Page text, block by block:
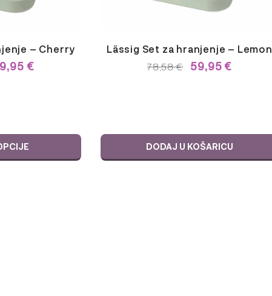
– Cherry
€TRENUTNA
Lässig Set za hranjenje – Lemon
78,58€
IZVORNA
59,95 €
DODAJ U KOŠARICU